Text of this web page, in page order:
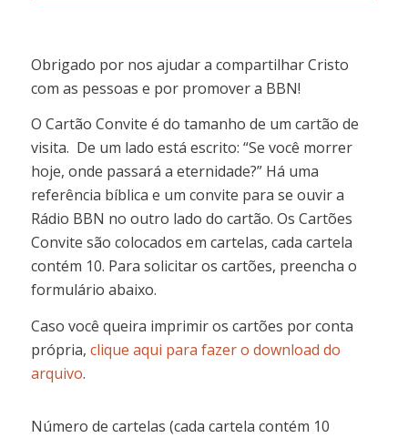
Obrigado por nos ajudar a compartilhar Cristo
com as pessoas e por promover a BBN!
O Cartão Convite é do tamanho de um cartão de
visita. De um lado está escrito: “Se você morrer
hoje, onde passará a eternidade?” Há uma
referência bíblica e um convite para se ouvir a
Rádio BBN no outro lado do cartão. Os Cartões
Convite são colocados em cartelas, cada cartela
contém 10. Para solicitar os cartões, preencha o
formulário abaixo.
Caso você queira imprimir os cartões por conta
própria, clique aqui para fazer o download do
arquivo.
Número de cartelas (cada cartela contém 10